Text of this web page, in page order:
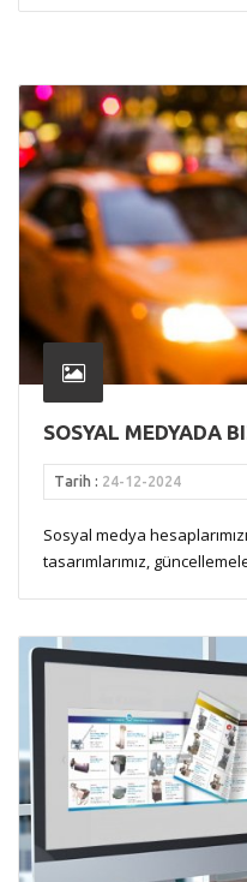
SOSYAL MEDYADA
Tarih : 24-12-2024
Sosyal medya
tasarımlarımız,